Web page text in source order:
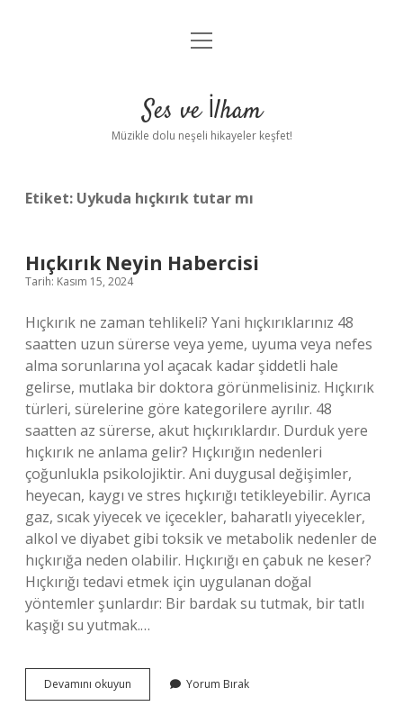
Anasayfa
Yasal Uyarı
menüyü
Ses ve İlham
Müzikle dolu neşeli hikayeler keşfet!
Etiket: Uykuda hıçkırık tutar mı
Hıçkırık Neyin Habercisi
Tarih: Kasım 15, 2024
Hıçkırık ne zaman tehlikeli? Yani hıçkırıklarınız 48
saatten uzun sürerse veya yeme, uyuma veya nefes
alma sorunlarına yol açacak kadar şiddetli hale
gelirse, mutlaka bir doktora görünmelisiniz. Hıçkırık
türleri, sürelerine göre kategorilere ayrılır. 48
saatten az sürerse, akut hıçkırıklardır. Durduk yere
hıçkırık ne anlama gelir? Hıçkırığın nedenleri
çoğunlukla psikolojiktir. Ani duygusal değişimler,
heyecan, kaygı ve stres hıçkırığı tetikleyebilir. Ayrıca
gaz, sıcak yiyecek ve içecekler, baharatlı yiyecekler,
alkol ve diyabet gibi toksik ve metabolik nedenler de
hıçkırığa neden olabilir. Hıçkırığı en çabuk ne keser?
Hıçkırığı tedavi etmek için uygulanan doğal
yöntemler şunlardır: Bir bardak su tutmak, bir tatlı
kaşığı su yutmak.…
Devamını okuyun
Neyin
Yorum Bırak